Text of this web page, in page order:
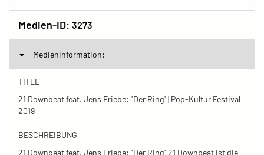
Medien-ID: 3273
Medieninformation:
TITEL
21 Downbeat feat. Jens Friebe: "Der Ring" | Pop-Kultur Festival
2019
BESCHREIBUNG
21 Downbeat feat. Jens Friebe: "Der Ring" 21 Downbeat ist die